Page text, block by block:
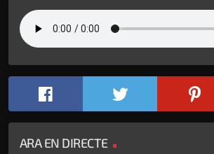
ARA EN DIRECTE